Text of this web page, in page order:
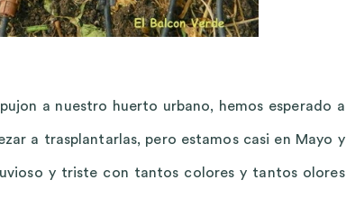
a nuestro huerto urbano, hemos esperado a
a trasplantarlas, pero estamos casi en Mayo y
y triste con tantos colores y tantos olores